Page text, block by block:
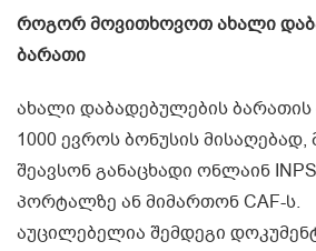
როგორ მოვითხოვოთ ახალი
ბარათი
ახალი დაბადებულების
1000 ევროს ბონუსის
შეავსონ განაცხადი ონლაინ
პორტალზე ან მიმართონ CAF-ს.
აუცილებელია შემდეგი